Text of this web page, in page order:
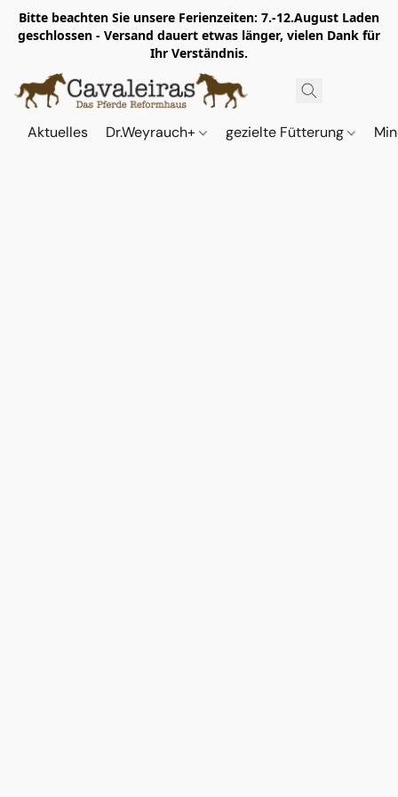
Bitte beachten Sie unsere Ferienzeiten: 7.-12.August Laden
geschlossen - Versand dauert etwas länger, vielen Dank für
Ihr Verständnis.
Aktuelles Dr.Weyrauch+ gezielte Fütterung